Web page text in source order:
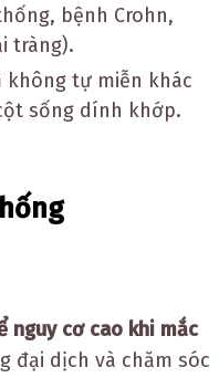
bệnh Crohn,
tràng).
tự miễn khác
sống dính khớp.
nguy cơ cao khi mắc
đại dịch và chăm sóc